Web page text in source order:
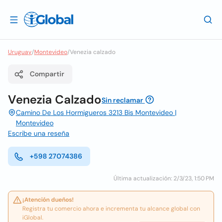
Uruguay/Montevideo/Venezia calzado
Compartir
Venezia CalzadoSin reclamar
Camino De Los Hormigueros 3213 Bis Montevideo |
Montevideo
Escribe una reseña
+598 27074386
Última actualización: 2/3/23, 1:50 PM
¡Atención dueños!
Registra tu comercio ahora e incrementa tu alcance global con
iGlobal.